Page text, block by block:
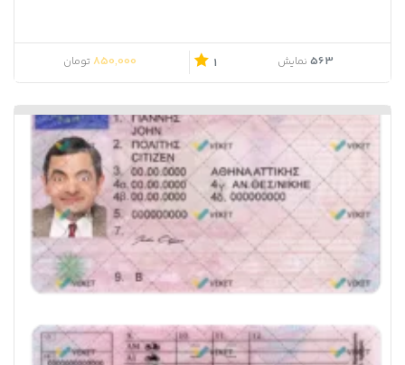
563 نمایش 1
850,000 تومان